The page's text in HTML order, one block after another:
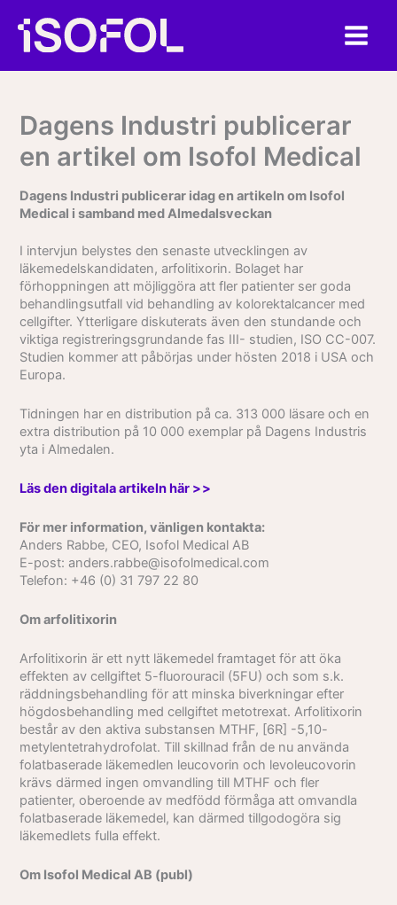
innehåll
Dagens Industri publicerar
en artikel om Isofol Medical
Dagens Industri publicerar idag en artikeln om Isofol
Medical i samband med Almedalsveckan
I intervjun belystes den senaste utvecklingen av
läkemedelskandidaten, arfolitixorin. Bolaget har
förhoppningen att möjliggöra att fler patienter ser goda
behandlingsutfall vid behandling av kolorektalcancer med
cellgifter. Ytterligare diskuterats även den stundande och
viktiga registreringsgrundande fas III- studien, ISO CC-007.
Studien kommer att påbörjas under hösten 2018 i USA och
Europa.
Tidningen har en distribution på ca. 313 000 läsare och en
extra distribution på 10 000 exemplar på Dagens Industris
yta i Almedalen.
Läs den digitala artikeln här > >
För mer information, vänligen kontakta:
Anders Rabbe, CEO, Isofol Medical AB
E-post: anders.rabbe@isofolmedical.com
Telefon: +46 (0) 31 797 22 80
Om arfolitixorin
Arfolitixorin är ett nytt läkemedel framtaget för att öka
effekten av cellgiftet 5-fluorouracil (5FU) och som s.k.
räddningsbehandling för att minska biverkningar efter
högdosbehandling med cellgiftet metotrexat. Arfolitixorin
består av den aktiva substansen MTHF, [6R] -5,10-
metylentetrahydrofolat. Till skillnad från de nu använda
folatbaserade läkemedlen leucovorin och levoleucovorin
krävs därmed ingen omvandling till MTHF och fler
patienter, oberoende av medfödd förmåga att omvandla
folatbaserade läkemedel, kan därmed tillgodogöra sig
läkemedlets fulla effekt.
Om Isofol Medical AB (publ)